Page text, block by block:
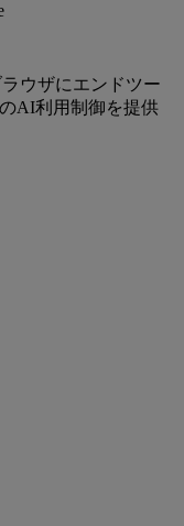
ウザにエンドツー
AI利用制御を提供